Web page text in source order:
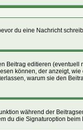
du eine Nachricht
Beitrag editieren (eventuell
können, der anzeigt,
warum sie den
während der
du die Signaturoption